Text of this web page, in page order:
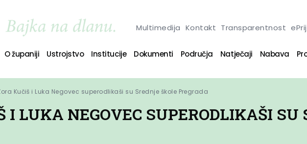
Multimedija Kontakt Transparentnost
O županiji Ustrojstvo Institucije Dokumenti Područja Natječaji Nabava
Kučiš i Luka Negovec superodlikaši su Srednje škole Pregrada
I LUKA NEGOVEC SUPERODLIKAŠI SU